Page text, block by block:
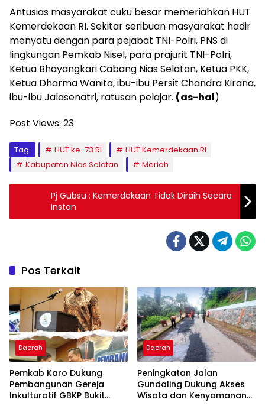
Antusias masyarakat cuku besar memeriahkan HUT
Kemerdekaan RI. Sekitar seribuan masyarakat hadir
menyatu dengan para pejabat TNI-Polri, PNS di
lingkungan Pemkab Nisel, para prajurit TNI-Polri,
Ketua Bhayangkari Cabang Nias Selatan, Ketua PKK,
Ketua Dharma Wanita, ibu-ibu Persit Chandra Kirana,
ibu-ibu Jalasenatri, ratusan pelajar. (as-hal)
Post Views: 23
Tag: HUT ke-73 RI
HUT Kemerdekaan RI
Kabupaten Nias Selatan
Meriah
Pj Gubsu : Kemerdekaan Tidak Diraih Secara
Instan
Pos Terkait
Daerah
Pemkab Karo Dukung
Pembangunan Gereja
Inkulturatif GBKP Bukit
Daerah
Peningkatan Jalan
Gundaling Dukung Akses
Wisata dan Kenyamanan